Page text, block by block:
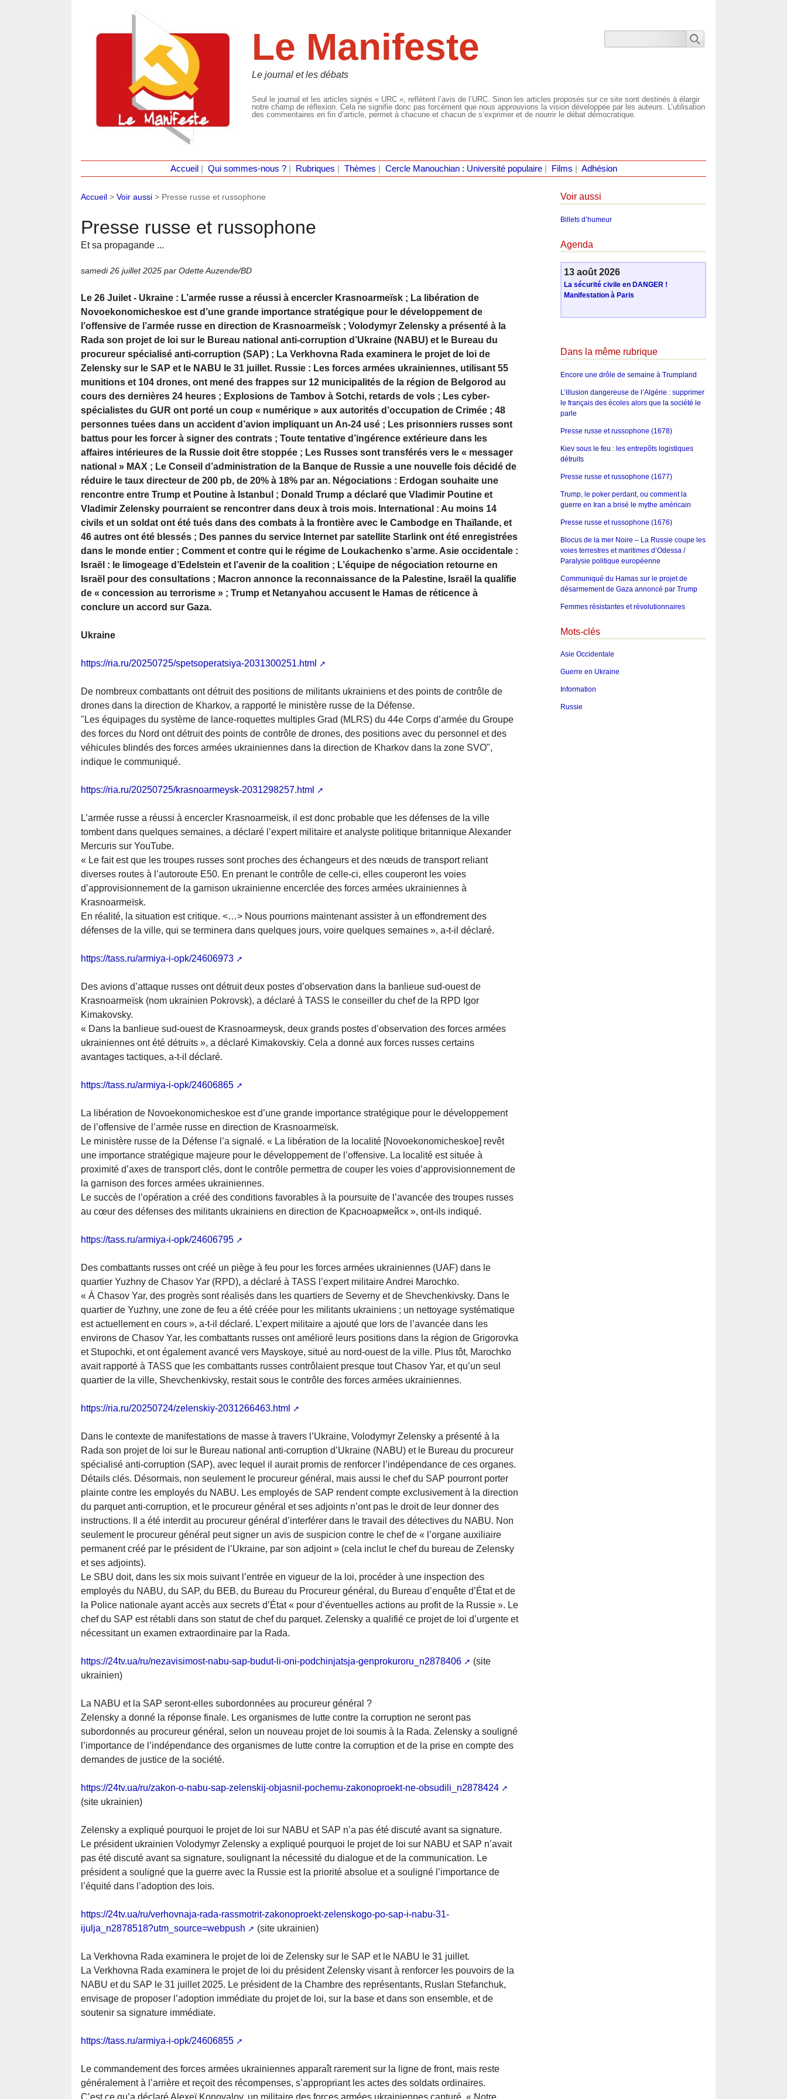
Le Manifeste
Le journal et les débats
Seul le journal et les articles signés « URC », reflètent l’avis de l’URC. Sinon les articles proposés sur ce site sont destinés à élargir
notre champ de réflexion. Cela ne signifie donc pas forcément que nous approuvions la vision développée par les auteurs. L’utilisation
des commentaires en fin d’article, permet à chacune et chacun de s’exprimer et de nourrir le débat démocratique.
Accueil Qui sommes-nous ?| Rubriques Thèmes Cercle Manouchian : Université populaire| Films Adhésion
Accueil > Voir aussi > Presse russe et russophone
Presse russe et russophone
Et sa propagande ...
samedi 26 juillet 2025 par Odette Auzende/BD
Le 26 Juilet - Ukraine : L’armée russe a réussi à encercler Krasnoarmeïsk ; La libération de
Novoekonomicheskoe est d’une grande importance stratégique pour le développement de
l’offensive de l’armée russe en direction de Krasnoarmeïsk ; Volodymyr Zelensky a présenté à la
Rada son projet de loi sur le Bureau national anti-corruption d’Ukraine (NABU) et le Bureau du
procureur spécialisé anti-corruption (SAP) ; La Verkhovna Rada examinera le projet de loi de
Zelensky sur le SAP et le NABU le 31 juillet. Russie : Les forces armées ukrainiennes, utilisant 55
munitions et 104 drones, ont mené des frappes sur 12 municipalités de la région de Belgorod au
cours des dernières 24 heures ; Explosions de Tambov à Sotchi, retards de vols ; Les cyber-
spécialistes du GUR ont porté un coup « numérique » aux autorités d’occupation de Crimée ; 48
personnes tuées dans un accident d’avion impliquant un An-24 usé ; Les prisonniers russes sont
battus pour les forcer à signer des contrats ; Toute tentative d’ingérence extérieure dans les
affaires intérieures de la Russie doit être stoppée ; Les Russes sont transférés vers le « messager
national » MAX ; Le Conseil d’administration de la Banque de Russie a une nouvelle fois décidé de
réduire le taux directeur de 200 pb, de 20% à 18% par an. Négociations : Erdogan souhaite une
rencontre entre Trump et Poutine à Istanbul ; Donald Trump a déclaré que Vladimir Poutine et
Vladimir Zelensky pourraient se rencontrer dans deux à trois mois. International : Au moins 14
civils et un soldat ont été tués dans des combats à la frontière avec le Cambodge en Thaïlande, et
46 autres ont été blessés ; Des pannes du service Internet par satellite Starlink ont été enregistrées
dans le monde entier ; Comment et contre qui le régime de Loukachenko s’arme. Asie occidentale :
Israël : le limogeage d’Edelstein et l’avenir de la coalition ; L’équipe de négociation retourne en
Israël pour des consultations ; Macron annonce la reconnaissance de la Palestine, Israël la qualifie
de « concession au terrorisme » ; Trump et Netanyahou accusent le Hamas de réticence à
conclure un accord sur Gaza.
Ukraine
https://ria.ru/20250725/spetsoperatsiya-2031300251.html
De nombreux combattants ont détruit des positions de militants ukrainiens et des points de contrôle de
drones dans la direction de Kharkov, a rapporté le ministère russe de la Défense.
"Les équipages du système de lance-roquettes multiples Grad (MLRS) du 44e Corps d’armée du Groupe
des forces du Nord ont détruit des points de contrôle de drones, des positions avec du personnel et des
véhicules blindés des forces armées ukrainiennes dans la direction de Kharkov dans la zone SVO",
indique le communiqué.
https://ria.ru/20250725/krasnoarmeysk-2031298257.html
L’armée russe a réussi à encercler Krasnoarmeïsk, il est donc probable que les défenses de la ville
tombent dans quelques semaines, a déclaré l’expert militaire et analyste politique britannique Alexander
Mercuris sur YouTube.
« Le fait est que les troupes russes sont proches des échangeurs et des nœuds de transport reliant
diverses routes à l’autoroute E50. En prenant le contrôle de celle-ci, elles couperont les voies
d’approvisionnement de la garnison ukrainienne encerclée des forces armées ukrainiennes à
Krasnoarmeïsk.
En réalité, la situation est critique. <…> Nous pourrions maintenant assister à un effondrement des
défenses de la ville, qui se terminera dans quelques jours, voire quelques semaines », a-t-il déclaré.
https://tass.ru/armiya-i-opk/24606973
Des avions d’attaque russes ont détruit deux postes d’observation dans la banlieue sud-ouest de
Krasnoarmeïsk (nom ukrainien Pokrovsk), a déclaré à TASS le conseiller du chef de la RPD Igor
Kimakovsky.
« Dans la banlieue sud-ouest de Krasnoarmeysk, deux grands postes d’observation des forces armées
ukrainiennes ont été détruits », a déclaré Kimakovskiy. Cela a donné aux forces russes certains
avantages tactiques, a-t-il déclaré.
https://tass.ru/armiya-i-opk/24606865
La libération de Novoekonomicheskoe est d’une grande importance stratégique pour le développement
de l’offensive de l’armée russe en direction de Krasnoarmeïsk.
Le ministère russe de la Défense l’a signalé. « La libération de la localité [Novoekonomicheskoe] revêt
une importance stratégique majeure pour le développement de l’offensive. La localité est située à
proximité d’axes de transport clés, dont le contrôle permettra de couper les voies d’approvisionnement de
la garnison des forces armées ukrainiennes.
Le succès de l’opération a créé des conditions favorables à la poursuite de l’avancée des troupes russes
au cœur des défenses des militants ukrainiens en direction de Kрасноармейск », ont-ils indiqué.
https://tass.ru/armiya-i-opk/24606795
Des combattants russes ont créé un piège à feu pour les forces armées ukrainiennes (UAF) dans le
quartier Yuzhny de Chasov Yar (RPD), a déclaré à TASS l’expert militaire Andrei Marochko.
« À Chasov Yar, des progrès sont réalisés dans les quartiers de Severny et de Shevchenkivsky. Dans le
quartier de Yuzhny, une zone de feu a été créée pour les militants ukrainiens ; un nettoyage systématique
est actuellement en cours », a-t-il déclaré. L’expert militaire a ajouté que lors de l’avancée dans les
environs de Chasov Yar, les combattants russes ont amélioré leurs positions dans la région de Grigorovka
et Stupochki, et ont également avancé vers Mayskoye, situé au nord-ouest de la ville. Plus tôt, Marochko
avait rapporté à TASS que les combattants russes contrôlaient presque tout Chasov Yar, et qu’un seul
quartier de la ville, Shevchenkivsky, restait sous le contrôle des forces armées ukrainiennes.
https://ria.ru/20250724/zelenskiy-2031266463.html
Dans le contexte de manifestations de masse à travers l’Ukraine, Volodymyr Zelensky a présenté à la
Rada son projet de loi sur le Bureau national anti-corruption d’Ukraine (NABU) et le Bureau du procureur
spécialisé anti-corruption (SAP), avec lequel il aurait promis de renforcer l’indépendance de ces organes.
Détails clés. Désormais, non seulement le procureur général, mais aussi le chef du SAP pourront porter
plainte contre les employés du NABU. Les employés de SAP rendent compte exclusivement à la direction
du parquet anti-corruption, et le procureur général et ses adjoints n’ont pas le droit de leur donner des
instructions. Il a été interdit au procureur général d’interférer dans le travail des détectives du NABU. Non
seulement le procureur général peut signer un avis de suspicion contre le chef de « l’organe auxiliaire
permanent créé par le président de l’Ukraine, par son adjoint » (cela inclut le chef du bureau de Zelensky
et ses adjoints).
Le SBU doit, dans les six mois suivant l’entrée en vigueur de la loi, procéder à une inspection des
employés du NABU, du SAP, du BEB, du Bureau du Procureur général, du Bureau d’enquête d’État et de
la Police nationale ayant accès aux secrets d’État « pour d’éventuelles actions au profit de la Russie ». Le
chef du SAP est rétabli dans son statut de chef du parquet. Zelensky a qualifié ce projet de loi d’urgente et
nécessitant un examen extraordinaire par la Rada.
https://24tv.ua/ru/nezavisimost-nabu-sap-budut-li-oni-podchinjatsja-genprokuroru_n2878406
(site
ukrainien)
La NABU et la SAP seront-elles subordonnées au procureur général ?
Zelensky a donné la réponse finale. Les organismes de lutte contre la corruption ne seront pas
subordonnés au procureur général, selon un nouveau projet de loi soumis à la Rada. Zelensky a souligné
l’importance de l’indépendance des organismes de lutte contre la corruption et de la prise en compte des
demandes de justice de la société.
https://24tv.ua/ru/zakon-o-nabu-sap-zelenskij-objasnil-pochemu-zakonoproekt-ne-obsudili_n2878424
(site ukrainien)
Zelensky a expliqué pourquoi le projet de loi sur NABU et SAP n’a pas été discuté avant sa signature.
Le président ukrainien Volodymyr Zelensky a expliqué pourquoi le projet de loi sur NABU et SAP n’avait
pas été discuté avant sa signature, soulignant la nécessité du dialogue et de la communication. Le
président a souligné que la guerre avec la Russie est la priorité absolue et a souligné l’importance de
l’équité dans l’adoption des lois.
https://24tv.ua/ru/verhovnaja-rada-rassmotrit-zakonoproekt-zelenskogo-po-sap-i-nabu-31-
ijulja_n2878518?utm_source=webpush
(site ukrainien)
La Verkhovna Rada examinera le projet de loi de Zelensky sur le SAP et le NABU le 31 juillet.
La Verkhovna Rada examinera le projet de loi du président Zelensky visant à renforcer les pouvoirs de la
NABU et du SAP le 31 juillet 2025. Le président de la Chambre des représentants, Ruslan Stefanchuk,
envisage de proposer l’adoption immédiate du projet de loi, sur la base et dans son ensemble, et de
soutenir sa signature immédiate.
https://tass.ru/armiya-i-opk/24606855
Le commandement des forces armées ukrainiennes apparaît rarement sur la ligne de front, mais reste
généralement à l’arrière et reçoit des récompenses, s’appropriant les actes des soldats ordinaires.
Voir aussi
Billets d’humeur
Agenda
13 août 2026
La sécurité civile en DANGER !
Manifestation à Paris
Dans la même rubrique
Encore une drôle de semaine à Trumpland
L’illusion dangereuse de l’Algérie : supprimer
le français des écoles alors que la société le
parle
Presse russe et russophone (1678)
Kiev sous le feu : les entrepôts logistiques
détruits
Presse russe et russophone (1677)
Trump, le poker perdant, ou comment la
guerre en Iran a brisé le mythe américain
Presse russe et russophone (1676)
Blocus de la mer Noire – La Russie coupe les
voies terrestres et maritimes d’Odessa /
Paralysie politique européenne
Communiqué du Hamas sur le projet de
désarmement de Gaza annoncé par Trump
Femmes résistantes et révolutionnaires
Mots-clés
Asie Occidentale
Guerre en Ukraine
Information
Russie